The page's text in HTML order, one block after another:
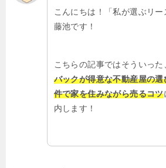
こんにちは！「私が選ぶリ
藤池です！
こちらの記事ではそういった
バックが得意な不動産屋の
件で家を住みながら売るコツ
内します！